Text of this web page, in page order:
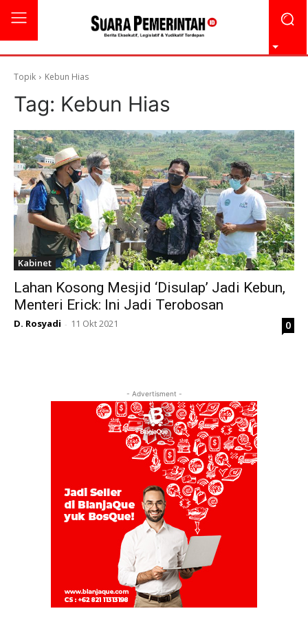
Topik Kebun Hias
Tag: Kebun Hias
Kabinet
Lahan Kosong Mesjid ‘Disulap’ Jadi Kebun,
Menteri Erick: Ini Jadi Terobosan
D. Rosyadi - 11 Okt 2021 0
- Advertisment -